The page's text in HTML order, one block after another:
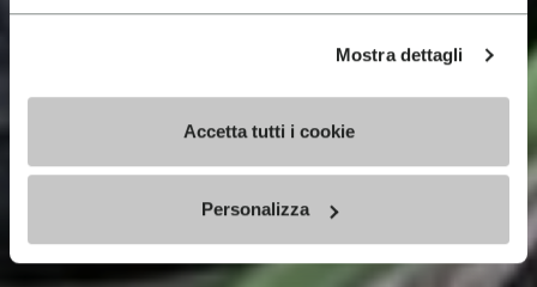
Mostra dettagli
Accetta tutti i cookie
Personalizza